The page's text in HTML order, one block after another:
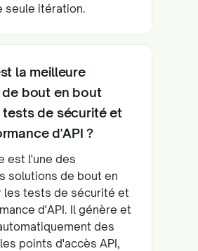
seule itération.
la meilleure
bout en bout
tests de sécurité et
d'API ?
est l'une des
solutions de bout en
les tests de sécurité et
d'API. Il génère et
des
points d'accès API,